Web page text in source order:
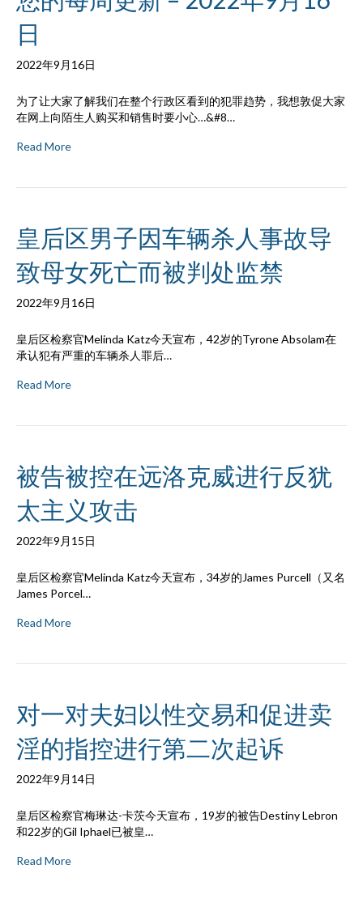
日
2022年9月16日
为了让大家了解我们在整个行政区看到的犯罪趋势，我想敦促大家
在网上向陌生人购买和销售时要小心…&#8…
Read More
皇后区男子因车辆杀人事故导
致母女死亡而被判处监禁
2022年9月16日
皇后区检察官Melinda Katz今天宣布，42岁的Tyrone Absolam在
承认犯有严重的车辆杀人罪后…
Read More
被告被控在远洛克威进行反犹
太主义攻击
2022年9月15日
皇后区检察官Melinda Katz今天宣布，34岁的James Purcell（又名
James Porcel…
Read More
对一对夫妇以性交易和促进卖
淫的指控进行第二次起诉
2022年9月14日
皇后区检察官梅琳达-卡茨今天宣布，19岁的被告Destiny Lebron
和22岁的Gil Iphael已被皇…
Read More